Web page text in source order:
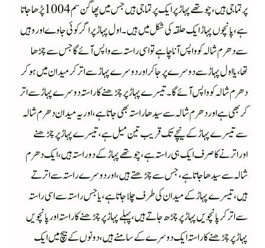
پرتما جی ہیں،چوتھے پہاڑپر ایک پرتما جی ہیں جس میں پھاگن سم 1004 پڑھا جاتا
ہے،پانچوں پہاڑ ایک حلقہ کی شکل میں ہیں۔اول پہاڑ پر اگر کوئی جاوےا ور وہیں
سے دھرم شالہ کو واپس آنا چاہے تو اسی راستہ سے واپس آئے گا جس سے چڑھا
تھا،یا اول پہاڑ سے دوسرے پر جاکر اور دوسرے پہاڑ سے اتر کر میدان میں ہو کر
دھرم شالہ کو واپس آئے گا ۔ تیسرے پہاڑ پر چڑھنے کا راستہ دوسرے پہاڑ سے اتر
کر بھی ہے اور دھرم شالہ سے سیدھا راستہ بھی جاتا ہے،اور یہ میدان دھرم شالہ
سے تیسرے پہاڑ کے نیچے تک قریب تین میل ہے ،تیسرے پہاڑ پر چڑھنے
اوراترنےکا صرف ایک ہی راستہ ہے،چوتھے پہاڑکے دو راستہ ہیں ،ایک دھرم
شالہ سے سیدھا جاتا ہے،جس سے چڑھتے ہیں، اور دوسرے راستہ سے اترتے
ہیں،تیسرے پہاڑ کے میدان کی طرف چلاجاتا ہے،یا جس راستہ سے اسی راستہ
سےا تر کرپانچویں پہاڑ پر چڑھ جاتے ہیں،پہلے پہاڑ پر چڑھنے کا راستہ اور پانچویں
پہاڑ پر چڑھنے کا راستہ ایک دوسرے کے سامنے ہیں ،دونوں کے بیچ میں ایک